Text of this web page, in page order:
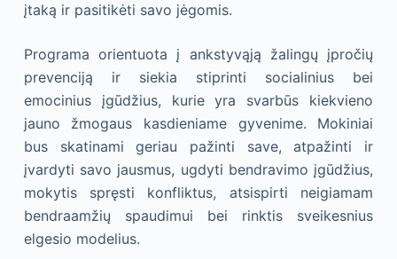
įtaką ir pasitikėti savo jėgomis.
Programa orientuota į ankstyvąją žalingų įpročių
prevenciją ir siekia stiprinti socialinius bei
emocinius įgūdžius, kurie yra svarbūs kiekvieno
jauno žmogaus kasdieniame gyvenime. Mokiniai
bus skatinami geriau pažinti save, atpažinti ir
įvardyti savo jausmus, ugdyti bendravimo įgūdžius,
mokytis spręsti konfliktus, atsispirti neigiamam
bendraamžių spaudimui bei rinktis sveikesnius
elgesio modelius.